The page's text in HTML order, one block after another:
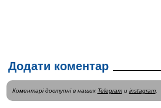
Додати коментар
Коментарі доступні в наших Telegramи instagram.